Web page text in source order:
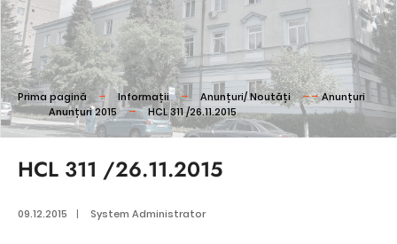
Prima pagină Informații Anunțuri/ Noutăți
Anunțuri
Anunțuri 2015
HCL 311 /26.11.2015
HCL 311 /26.11.2015
09.12.2015 | System Administrator